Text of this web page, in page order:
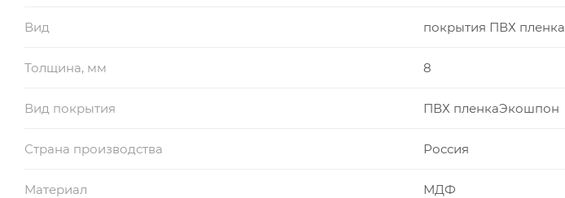
Вид покрытия ПВХ
Толщина, мм 8
Вид покрытия ПВХ пленкаЭкошпон
Страна производства Россия
Материал МДФ